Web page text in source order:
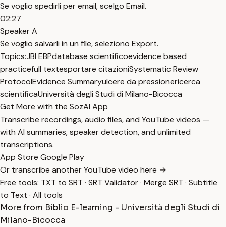
Se voglio spedirli per email, scelgo Email.
02:27
Speaker A
Se voglio salvarli in un file, seleziono Export.
Topics:JBI EBPdatabase scientificoevidence based
practicefull textesportare citazioniSystematic Review
ProtocolEvidence Summaryulcere da pressionericerca
scientificaUniversità degli Studi di Milano-Bicocca
Get More with the SozAI App
Transcribe recordings, audio files, and YouTube videos —
with AI summaries, speaker detection, and unlimited
transcriptions.
App Store Google Play
Or transcribe another YouTube video here →
Free tools: TXT to SRT · SRT Validator· Merge SRT · Subtitle
to Text · All tools
More from Biblio E-learning - Università degli Studi di
Milano-Bicocca